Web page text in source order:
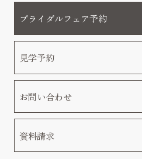
ブライダルフェア予約
見学予約
お問い合わせ
資料請求